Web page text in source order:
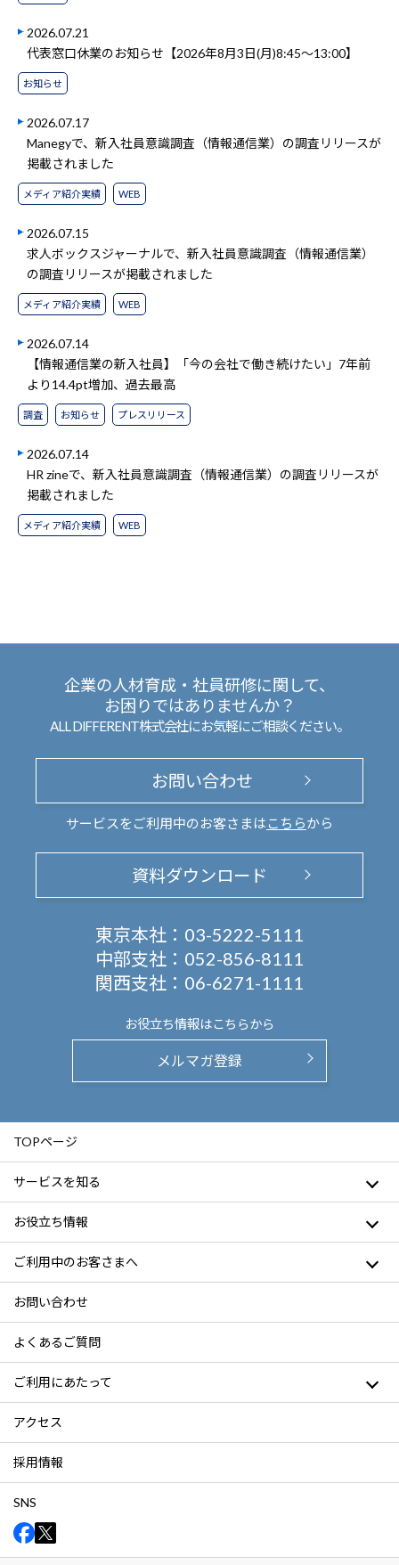
2026.07.21
代表窓口休業のお知らせ【2026年8月3日(月)8:45～13:00】
お知らせ
2026.07.17
Manegyで、新入社員意識調査（情報通信業）の調査リリースが
掲載されました
メディア紹介実績 WEB
2026.07.15
求人ボックスジャーナルで、新入社員意識調査（情報通信業）
の調査リリースが掲載されました
メディア紹介実績 WEB
2026.07.14
【情報通信業の新入社員】「今の会社で働き続けたい」7年前
より14.4pt増加、過去最高
調査 お知らせ プレスリリース
2026.07.14
HR zineで、新入社員意識調査（情報通信業）の調査リリースが
掲載されました
メディア紹介実績 WEB
企業の人材育成・社員研修に関して、
お困りではありませんか？
ALL DIFFERENT株式会社にお気軽にご相談ください。
お問い合わせ
サービスをご利用中のお客さまは こちらから
資料ダウンロード
東京本社： 03-5222-5111
中部支社： 052-856-8111
関西支社： 06-6271-1111
お役立ち情報はこちらから
メルマガ登録
TOPページ
サービスを知る
お役立ち情報
ご利用中のお客さまへ
お問い合わせ
よくあるご質問
ご利用にあたって
アクセス
採用情報
SNS